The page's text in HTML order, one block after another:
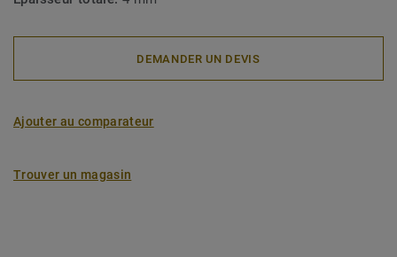
DEMANDER UN DEVIS
Ajouter au comparateur
Trouver un magasin